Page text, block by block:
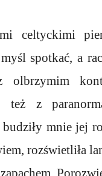
celtyckimi
spotkać, a
z olbrzymim
też z
mnie jej
rozświetliła